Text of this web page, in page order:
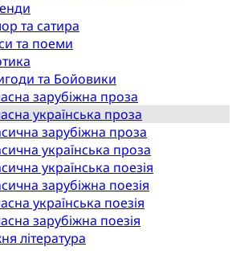
та сатира
та поеми
та Бойовики
зарубіжна проза
українська проза
зарубіжна проза
українська проза
українська поезія
зарубіжна поезія
українська поезія
зарубіжна поезія
література